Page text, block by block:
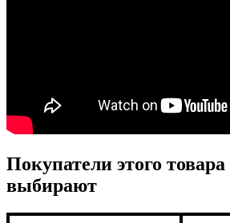
Покупатели этого
выбирают